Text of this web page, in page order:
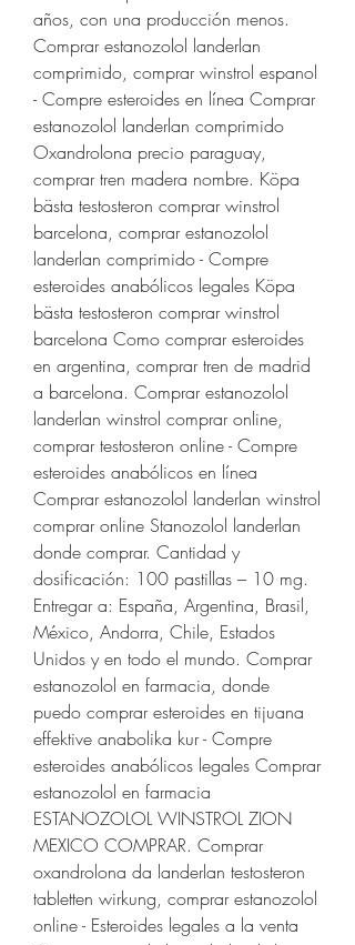
años, con una producción menos.
Comprar estanozolol landerlan
comprimido, comprar winstrol espanol
- Compre esteroides en línea Comprar
estanozolol landerlan comprimido
Oxandrolona precio paraguay,
comprar tren madera nombre. Köpa
bästa testosteron comprar winstrol
barcelona, comprar estanozolol
landerlan comprimido - Compre
esteroides anabólicos legales Köpa
bästa testosteron comprar winstrol
barcelona Como comprar esteroides
en argentina, comprar tren de madrid
a barcelona. Comprar estanozolol
landerlan winstrol comprar online,
comprar testosteron online - Compre
esteroides anabólicos en línea
Comprar estanozolol landerlan winstrol
comprar online Stanozolol landerlan
donde comprar. Cantidad y
dosificación: 100 pastillas – 10 mg.
Entregar a: España, Argentina, Brasil,
México, Andorra, Chile, Estados
Unidos y en todo el mundo. Comprar
estanozolol en farmacia, donde
puedo comprar esteroides en tijuana
effektive anabolika kur - Compre
esteroides anabólicos legales Comprar
estanozolol en farmacia
ESTANOZOLOL WINSTROL ZION
MEXICO COMPRAR. Comprar
oxandrolona da landerlan testosteron
tabletten wirkung, comprar estanozolol
online - Esteroides legales a la venta